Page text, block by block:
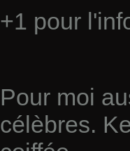
+1 pour
Pour moi
célèbres.